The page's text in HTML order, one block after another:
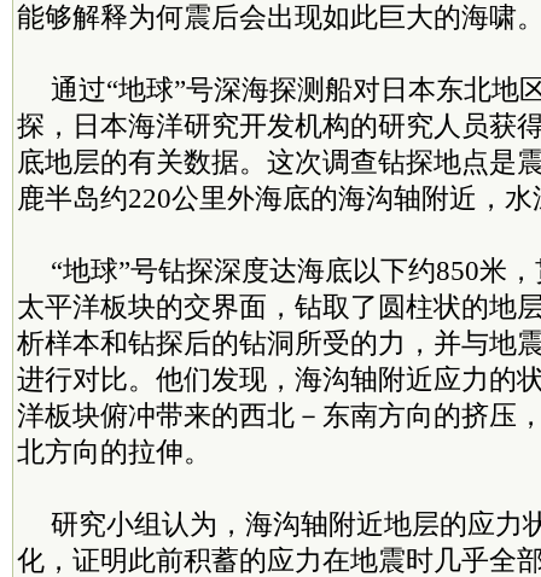
能够解释为何震后会出现如此巨大的海啸
通过“地球”号深海探测船对日本东北地
探，日本海洋研究开发机构的研究人员获
底地层的有关数据。这次调查钻探地点是
鹿半岛约220公里外海底的海沟轴附近，水
“地球”号钻探深度达海底以下约850米
太平洋板块的交界面，钻取了圆柱状的地
析样本和钻探后的钻洞所受的力，并与地
进行对比。他们发现，海沟轴附近应力的
洋板块俯冲带来的西北－东南方向的挤压
北方向的拉伸。
研究小组认为，海沟轴附近地层的应力
化，证明此前积蓄的应力在地震时几乎全